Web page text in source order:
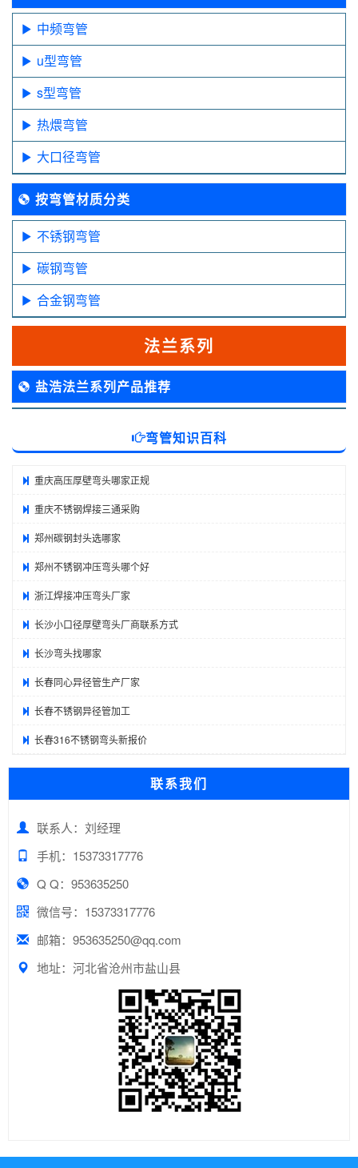
中频弯管
u型弯管
s型弯管
热煨弯管
大口径弯管
按弯管材质分类
不锈钢弯管
碳钢弯管
合金钢弯管
法兰系列
盐浩法兰系列产品推荐
弯管知识百科
重庆高压厚壁弯头哪家正规
重庆不锈钢焊接三通采购
郑州碳钢封头选哪家
郑州不锈钢冲压弯头哪个好
浙江焊接冲压弯头厂家
长沙小口径厚壁弯头厂商联系方式
长沙弯头找哪家
长春同心异径管生产厂家
长春不锈钢异径管加工
长春316不锈钢弯头新报价
联系我们
联系人：刘经理
手机：15373317776
Q Q：953635250
微信号：15373317776
邮箱：953635250@qq.com
地址：河北省沧州市盐山县